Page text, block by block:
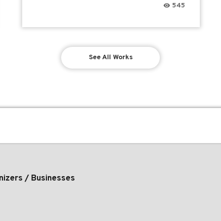
545
See All Works
/ Businesses